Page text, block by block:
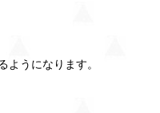
うになります。